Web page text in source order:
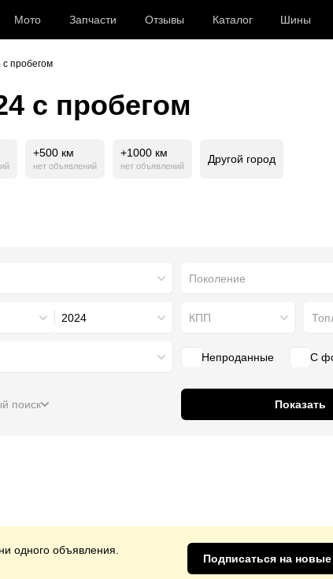
Мото Запчасти Отзывы Каталог Шины
пробегом
с пробегом
+500 км
нет объявлений
+1000 км
нет объявлений
Другой город
Поколение
2024 КПП
Непроданные С
поиск Показать
одного объявления.
Подписаться на